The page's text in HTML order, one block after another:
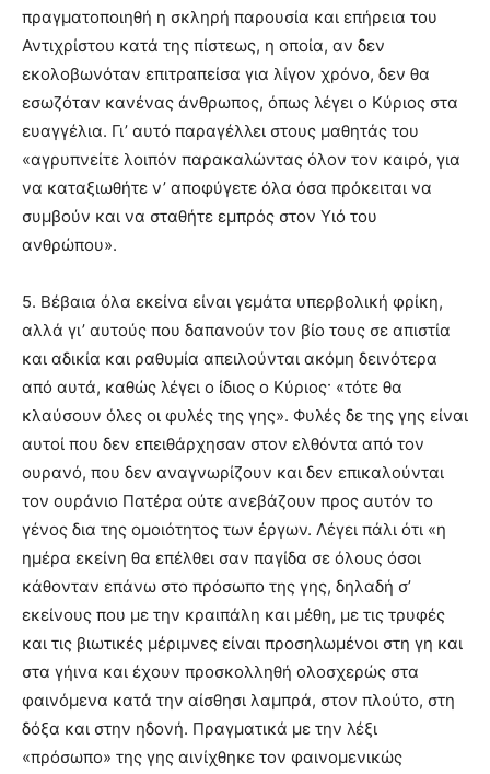
πραγματοποιηθή η σκληρή παρουσία και επήρεια του
Αντιχρίστου κατά της πίστεως, η οποία, αν δεν
εκολοβωνόταν επιτραπείσα για λίγον χρόνο, δεν θα
εσωζόταν κανένας άνθρωπος, όπως λέγει ο Κύριος στα
ευαγγέλια. Γι’ αυτό παραγέλλει στους μαθητάς του
«αγρυπνείτε λοιπόν παρακαλώντας όλον τον καιρό, για
να καταξιωθήτε ν’ αποφύγετε όλα όσα πρόκειται να
συμβούν και να σταθήτε εμπρός στον Υιό του
ανθρώπου».
5. Βέβαια όλα εκείνα είναι γεμάτα υπερβολική φρίκη,
αλλά γι’ αυτούς που δαπανούν τον βίο τους σε απιστία
και αδικία και ραθυμία απειλούνται ακόμη δεινότερα
από αυτά, καθώς λέγει ο ίδιος ο Κύριος· «τότε θα
κλαύσουν όλες οι φυλές της γης». Φυλές δε της γης είναι
αυτοί που δεν επειθάρχησαν στον ελθόντα από τον
ουρανό, που δεν αναγνωρίζουν και δεν επικαλούνται
τον ουράνιο Πατέρα ούτε ανεβάζουν προς αυτόν το
γένος δια της ομοιότητος των έργων. Λέγει πάλι ότι «η
ημέρα εκείνη θα επέλθει σαν παγίδα σε όλους όσοι
κάθονταν επάνω στο πρόσωπο της γης, δηλαδή σ’
εκείνους που με την κραιπάλη και μέθη, με τις τρυφές
και τις βιωτικές μέριμνες είναι προσηλωμένοι στη γη και
στα γήινα και έχουν προσκολληθή ολοσχερώς στα
φαινόμενα κατά την αίσθησι λαμπρά, στον πλούτο, στη
δόξα και στην ηδονή. Πραγματικά με την λέξι
«πρόσωπο» της γης αινίχθηκε τον φαινομενικώς